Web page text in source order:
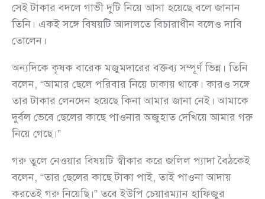
সেই টাকার বদলে গাভী দুটি নিয়ে আসা হয়েছে বলে জানান
তিনি। একই সঙ্গে বিষয়টি আদালতে বিচারাধীন বলেও দাবি
তোলেন।
অন্যদিকে কৃষক বারেক মজুমদারের বক্তব্য সম্পূর্ণ ভিন্ন। তিনি
বলেন, “আমার ছেলে পরিবার নিয়ে ঢাকায় থাকে। কারও সঙ্গে
তার টাকার লেনদেন হয়েছে কিনা আমার জানা নেই। আমাকে
দুর্বল ভেবে ছেলের কাছে পাওনার অজুহাত দেখিয়ে আমার গরু
নিয়ে গেছে।”
গরু তুলে নেওয়ার বিষয়টি স্বীকার করে জলিল প্যাদা বৈঠকেই
বলেন, “তার ছেলের কাছে টাকা পাই, তাই পাওনা আদায়
করতেই গরু নিয়েছি।” তবে ইউপি চেয়ারম্যান হাফিজুর